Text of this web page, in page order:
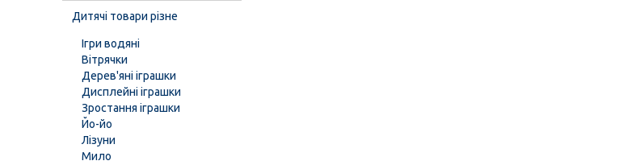
Дитячі товари різне
Ігри водяні
Вітрячки
Дерев'яні іграшки
Дисплейні іграшки
Зростання іграшки
Йо-йо
Лізуни
Мило